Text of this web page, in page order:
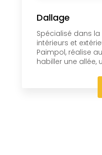
Dallage
Spécialisé dans
intérieurs et
Paimpol, réalise
habiller une allée,